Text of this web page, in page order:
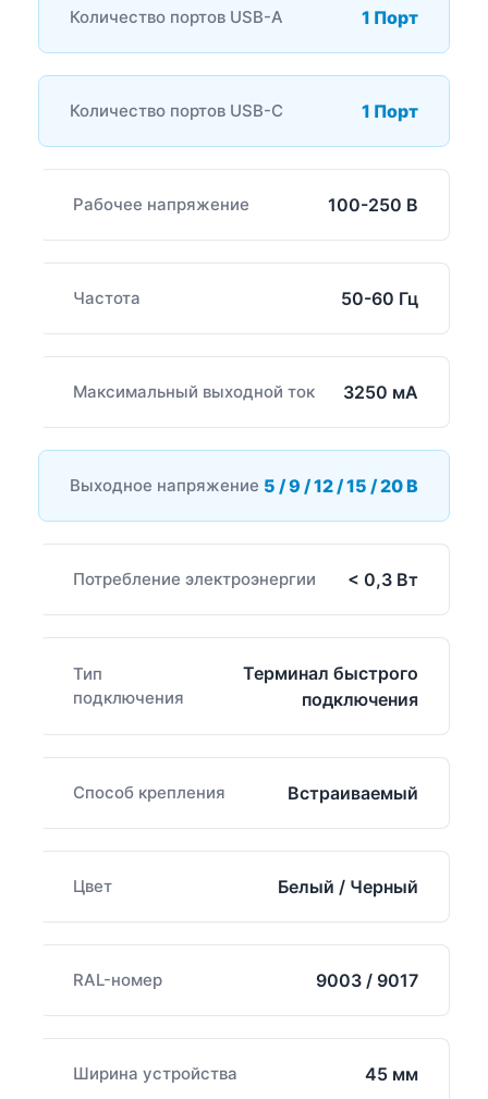
Количество портов USB-A 1 Порт
Количество портов USB-C 1 Порт
Рабочее напряжение 100-250 В
Частота 50-60 Гц
Максимальный выходной ток 3250 мА
Выходное напряжение 5 / 9 / 12 / 15 / 20 В
Потребление электроэнергии < 0,3 Вт
Тип
подключения
Терминал быстрого
подключения
Способ крепления Встраиваемый
Цвет Белый / Черный
RAL-номер 9003 / 9017
Ширина устройства 45 мм